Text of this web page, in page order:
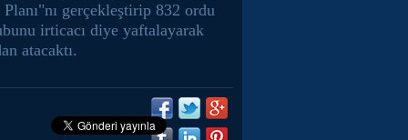
Planı"nı gerçekleştirip 832 ordu
irticacı diye yaftalayarak
atacaktı.